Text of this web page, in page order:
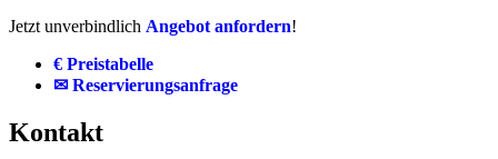
Jetzt unverbindlich Angebot anfordern!
€ Preistabelle
✉ Reservierungsanfrage
Kontakt